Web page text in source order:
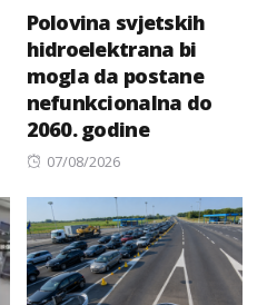
Polovina svjetskih
hidroelektrana bi
mogla da postane
nefunkcionalna do
2060. godine
Posted
07/08/2026